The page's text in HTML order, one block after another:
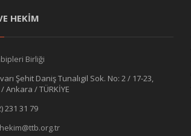
HEKİM
Birliği
Şehit Daniş Tunalıgil Sok. No: 2 / 17-23,
Ankara / TÜRKİYE
231 31 79